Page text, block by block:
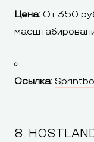
Цена: От 350
Ссылка:
8.